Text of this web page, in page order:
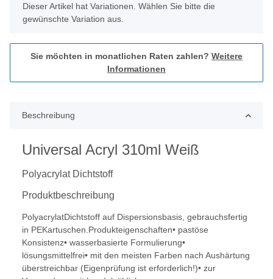
x
Dieser Artikel hat Variationen. Wählen Sie bitte die
gewünschte Variation aus.
Sie möchten in monatlichen Raten zahlen? Weitere
Informationen
Beschreibung
Universal Acryl 310ml Weiß
Polyacrylat Dichtstoff
Produktbeschreibung
PolyacrylatDichtstoff auf Dispersionsbasis, gebrauchsfertig
in PEKartuschen.Produkteigenschaften• pastöse
Konsistenz• wasserbasierte Formulierung•
lösungsmittelfrei• mit den meisten Farben nach Aushärtung
überstreichbar (Eigenprüfung ist erforderlich!)• zur